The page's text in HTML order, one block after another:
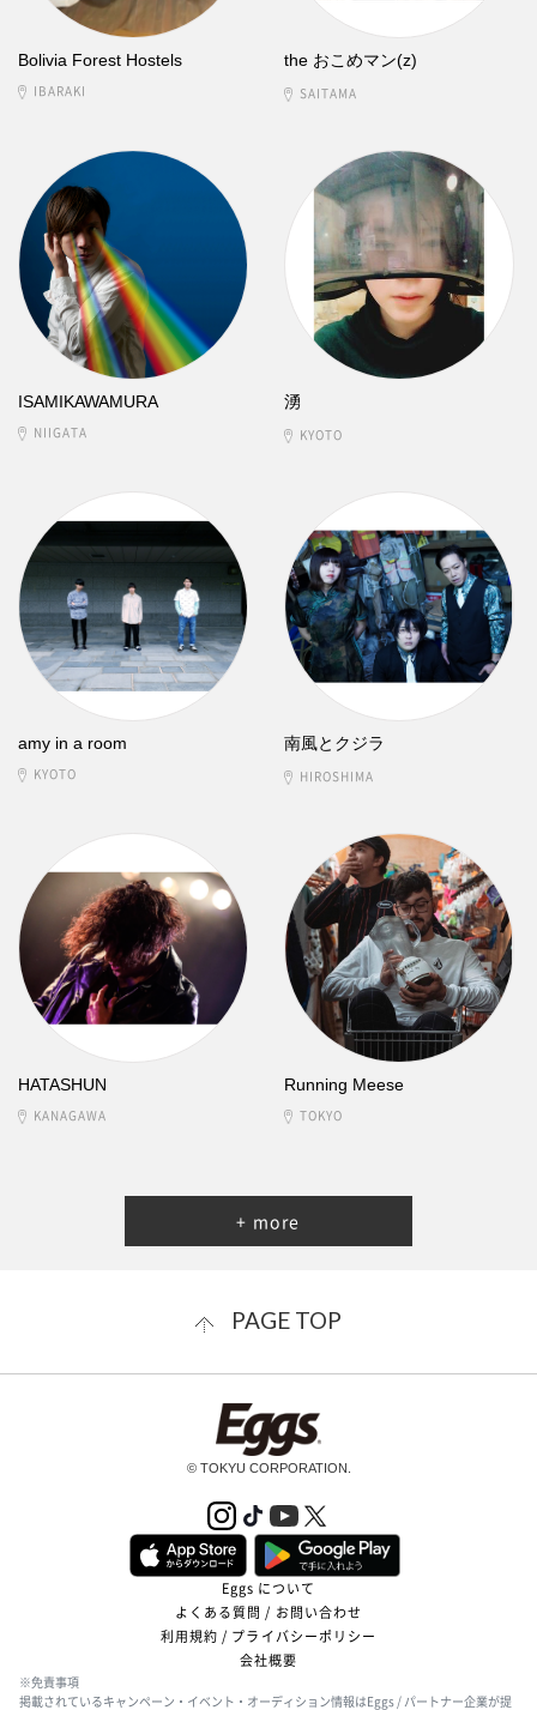
Bolivia Forest Hostels
IBARAKI
the おこめマン(z)
SAITAMA
ISAMIKAWAMURA
NIIGATA
湧
KYOTO
amy in a room
KYOTO
南風とクジラ
HIROSHIMA
HATASHUN
KANAGAWA
Running Meese
TOKYO
+ more
PAGE TOP
© TOKYU CORPORATION.
Eggs について
よくある質問 / お問い合わせ
利用規約 / プライバシーポリシー
会社概要
※免責事項
掲載されているキャンペーン・イベント・オーディション情報はEggs / パートナー企業が提